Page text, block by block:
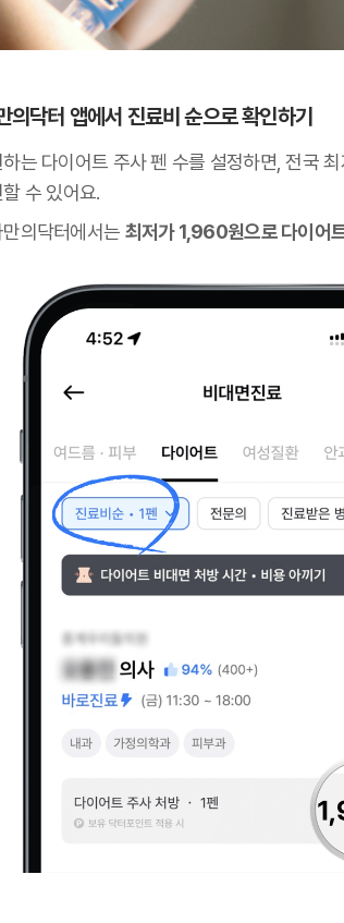
의닥터 앱에서 진료비 순으로 확인하기
는 다이어트 주사 펜 수를 설정하면, 전국
수 있어요.
의닥터에서는 최저가 1,960원으로 다이어